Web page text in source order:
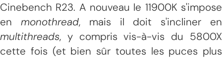
Cinebench R23. A nouveau le 11900K s'impose
en monothread, mais il doit s'incliner en
multithreads, y compris vis-à-vis du 5800X
cette fois (et bien sûr toutes les puces plus